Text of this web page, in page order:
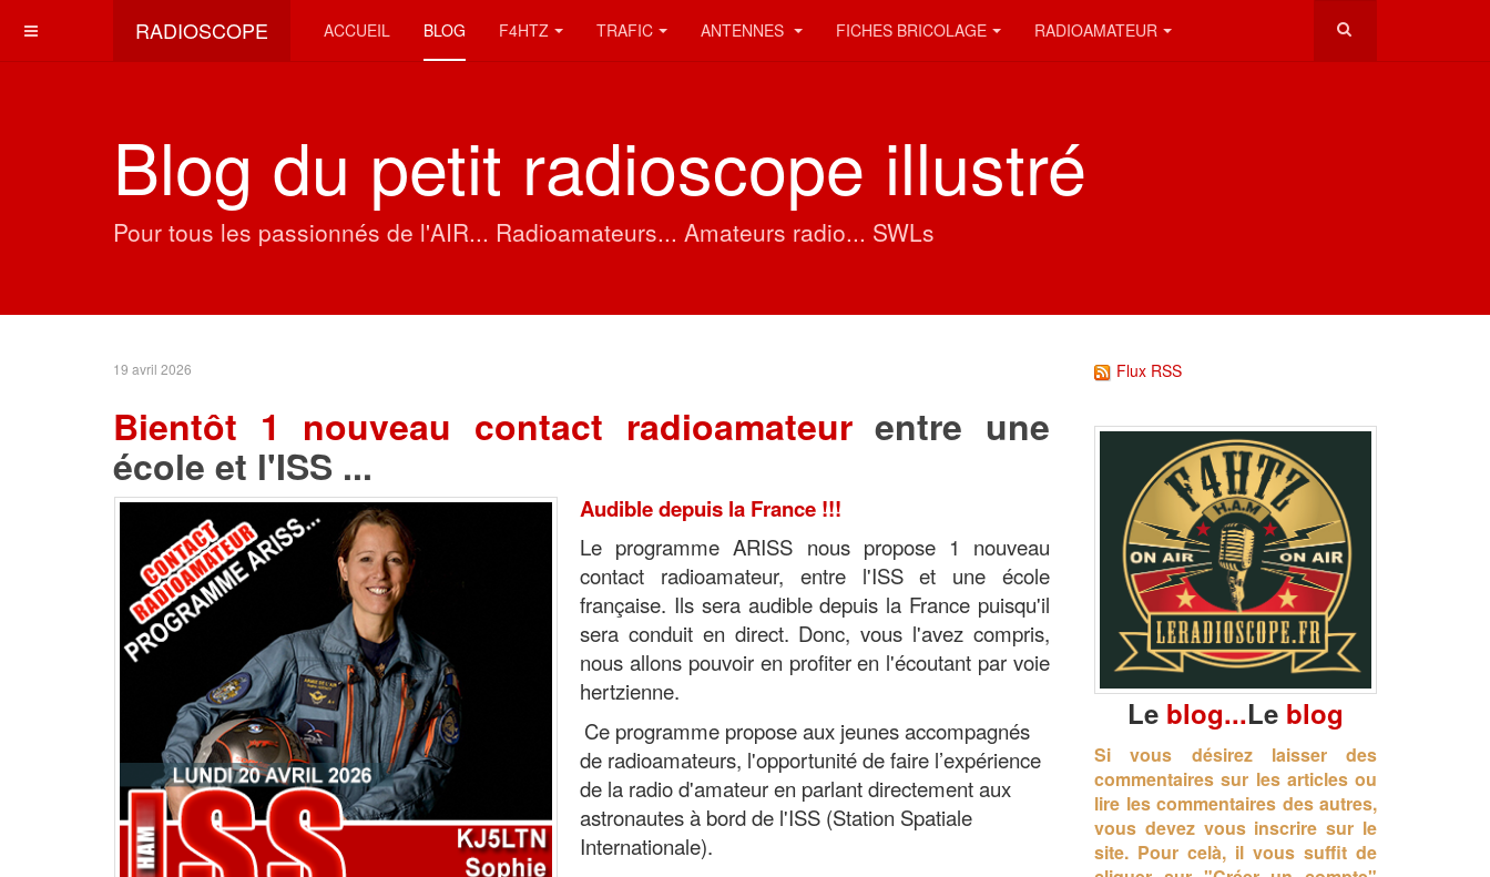
RADIOSCOPE ACCUEIL BLOG F4HTZ TRAFIC ANTENNES FICHES BRICOLAGE RADIOAMATEUR
Blog du petit radioscope illustré
Pour tous les passionnés de l'AIR... Radioamateurs... Amateurs radio... SWLs
19 avril 2026
Bientôt 1 nouveau contact radioamateurentre une
école et l'ISS ...
Audible depuis la France !!!
Le programme ARISS nous propose 1 nouveau
contact radioamateur, entre l'ISS et une école
française. Ils sera audible depuis la France puisqu'il
sera conduit en direct. Donc, vous l'avez compris,
nous allons pouvoir en profiter en l'écoutant par voie
hertzienne.
Ce programme propose aux jeunes accompagnés
de radioamateurs, l'opportunité de faire l’expérience
de la radio d'amateur en parlant directement aux
astronautes à bord de l'ISS (Station Spatiale
Internationale).
Flux RSS
Le blog...Le blog
Si vous désirez laisser des
commentaires sur les articles ou
lire les commentaires des autres,
vous devez vous inscrire sur le
site. Pour celà, il vous suffit de